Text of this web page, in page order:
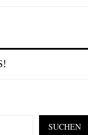
SUCHEN